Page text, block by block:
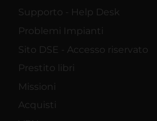
Supporto - Help Desk
Problemi Impianti
Sito DSE - Accesso riservato
Prestito libri
Missioni
Acquisti